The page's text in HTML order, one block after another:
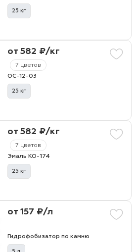
25 кг
7 цветов
от 582 ₽/кг
ОС-12-03
25 кг
7 цветов
от 582 ₽/кг
Эмаль КО-174
25 кг
от 157 ₽/л
Гидрофобизатор по камню